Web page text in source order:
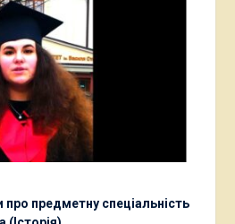
предметну спеціальність